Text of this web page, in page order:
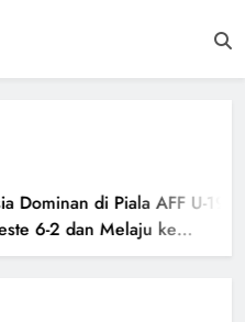
Salah, Tes
Kota Malang
Dominan di Piala AFF U-19
6-2 dan Melaju ke